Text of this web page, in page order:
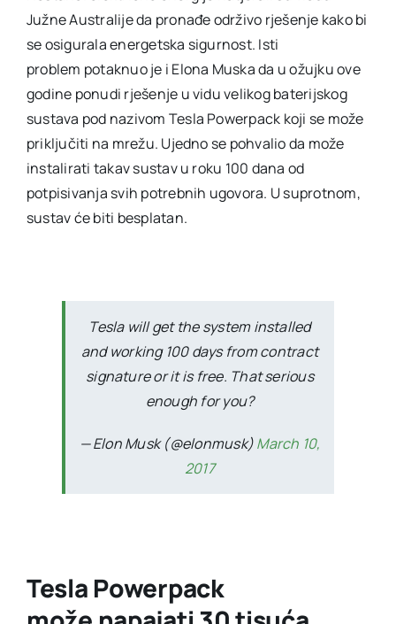
Južne Australije da pronađe održivo rješenje kako bi
se osigurala energetska sigurnost. Isti
problem potaknuo je i Elona Muska da u ožujku ove
godine ponudi rješenje u vidu velikog baterijskog
sustava pod nazivom Tesla Powerpack koji se može
priključiti na mrežu. Ujedno se pohvalio da može
instalirati takav sustav u roku 100 dana od
potpisivanja svih potrebnih ugovora. U suprotnom,
sustav će biti besplatan.
Tesla will get the system installed
and working 100 days from contract
signature or it is free. That serious
enough for you?
— Elon Musk (@elonmusk)March 10,
2017
Tesla Powerpack